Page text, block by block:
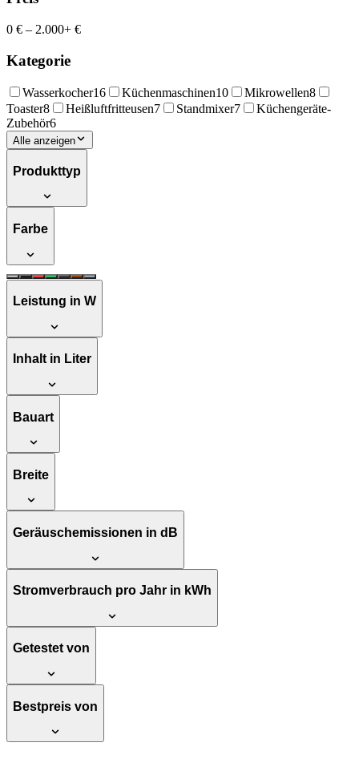
0 € – 2.000+ €
Kategorie
Wasserkocher16 Küchenmaschinen10 Mikrowellen8
Toaster8 Heißluftfritteusen7 Standmixer7
Küchengeräte-
Zubehör6
Alle anzeigen
Produkttyp
Farbe
Leistung in W
Inhalt in Liter
Bauart
Breite
Geräuschemissionen in dB
Stromverbrauch pro Jahr in kWh
Getestet von
Bestpreis von